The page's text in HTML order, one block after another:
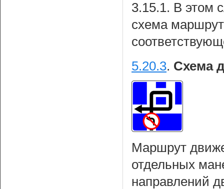
3.15.1. В этом
схема
5.20.3. Схема
Маршрут
отдельных
направлений